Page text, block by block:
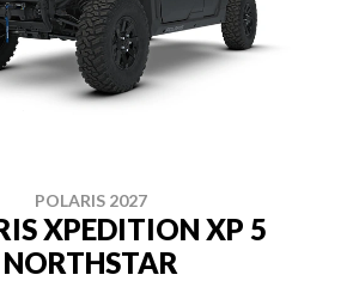
POLARIS 2027
XPEDITION XP 5
NORTHSTAR